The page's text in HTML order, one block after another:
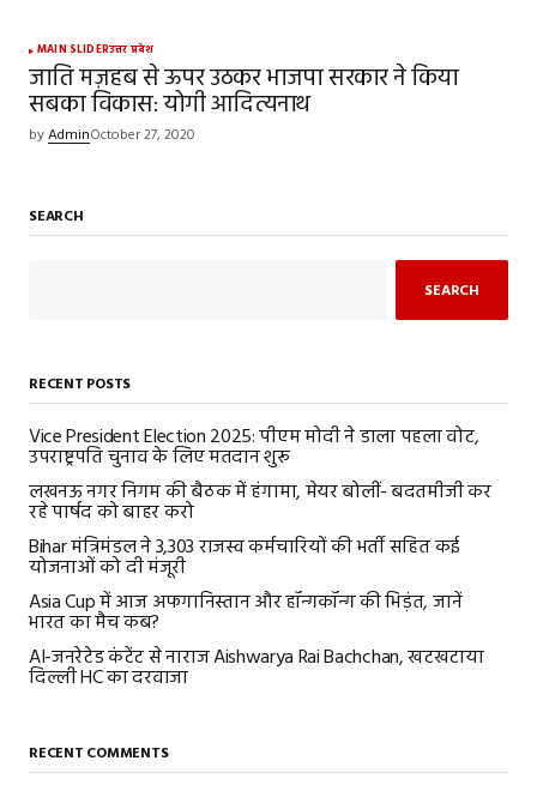
MAIN SLIDERउत्तर प्रदेश
जाति मज़हब से ऊपर उठकर भाजपा सरकार ने किया
सबका विकास: योगी आदित्यनाथ
byAdminOctober 27, 2020
SEARCH
SEARCH
RECENT POSTS
Vice President Election 2025: पीएम मोदी ने डाला पहला वोट,
उपराष्ट्रपति चुनाव के लिए मतदान शुरू
लखनऊ नगर निगम की बैठक में हंगामा, मेयर बोलीं- बदतमीजी कर
रहे पार्षद को बाहर करो
Bihar मंत्रिमंडल ने 3,303 राजस्व कर्मचारियों की भर्ती सहित कई
योजनाओं को दी मंजूरी
Asia Cup में आज अफगानिस्तान और हॉन्गकॉन्ग की भिड़ंत, जानें
भारत का मैच कब?
AI-जनरेटेड कंटेंट से नाराज Aishwarya Rai Bachchan, खटखटाया
दिल्ली HC का दरवाजा
RECENT COMMENTS